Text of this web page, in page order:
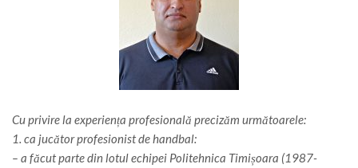
Cu privire la experiența profesională precizăm următoarele:
1. ca jucător profesionist de handbal:
– a făcut parte din lotul echipei Politehnica Timișoara (1987-